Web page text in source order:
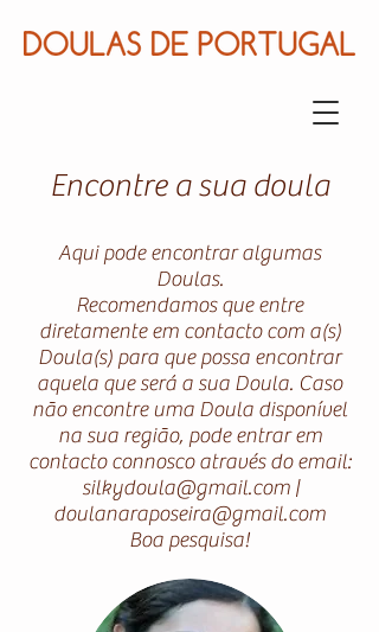
Encontre a sua doula
Aqui pode encontrar algumas
Doulas.
Recomendamos que entre
diretamente em contacto com a(s)
Doula(s) para que possa encontrar
aquela que será a sua Doula. Caso
não encontre uma Doula disponível
na sua região, pode entrar em
contacto connosco através do email:
silkydoula@gmail.com|
doulanaraposeira@gmail.com
Boa pesquisa!